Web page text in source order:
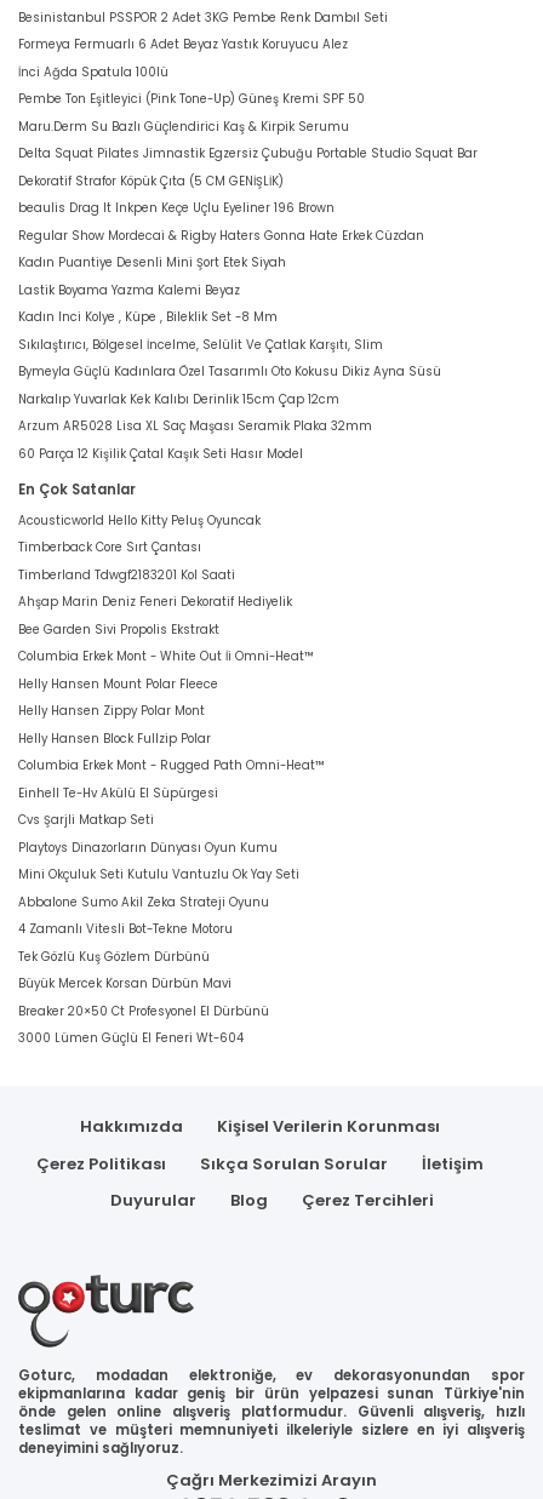
Besinistanbul PSSPOR 2 Adet 3KG Pembe Renk Dambıl Seti
Formeya Fermuarlı 6 Adet Beyaz Yastık Koruyucu Alez
İnci Ağda Spatula 100lü
Pembe Ton Eşitleyici (Pink Tone-Up) Güneş Kremi SPF 50
Maru.Derm Su Bazlı Güçlendirici Kaş & Kirpik Serumu
Delta Squat Pilates Jimnastik Egzersiz Çubuğu Portable Studio Squat Bar
Dekoratif Strafor Köpük Çıta (5 CM GENİŞLİK)
beaulis Drag It Inkpen Keçe Uçlu Eyeliner 196 Brown
Regular Show Mordecai & Rigby Haters Gonna Hate Erkek Cüzdan
Kadın Puantiye Desenli Mini Şort Etek Siyah
Lastik Boyama Yazma Kalemi Beyaz
Kadın Inci Kolye , Küpe , Bileklik Set -8 Mm
Sıkılaştırıcı, Bölgesel İncelme, Selülit Ve Çatlak Karşıtı, Slim
Bymeyla Güçlü Kadınlara Özel Tasarımlı Oto Kokusu Dikiz Ayna Süsü
Narkalıp Yuvarlak Kek Kalıbı Derinlik 15cm Çap 12cm
Arzum AR5028 Lisa XL Saç Maşası Seramik Plaka 32mm
60 Parça 12 Kişilik Çatal Kaşık Seti Hasır Model
En Çok Satanlar
Acousticworld Hello Kitty Peluş Oyuncak
Timberback Core Sırt Çantası
Timberland Tdwgf2183201 Kol Saati
Ahşap Marin Deniz Feneri Dekoratif Hediyelik
Bee Garden Sivi Propolis Ekstrakt
Columbia Erkek Mont - White Out İi Omni-Heat™
Helly Hansen Mount Polar Fleece
Helly Hansen Zippy Polar Mont
Helly Hansen Block Fullzip Polar
Columbia Erkek Mont - Rugged Path Omni-Heat™
Einhell Te-Hv Akülü El Süpürgesi
Cvs Şarjli Matkap Seti
Playtoys Dinazorların Dünyası Oyun Kumu
Mini Okçuluk Seti Kutulu Vantuzlu Ok Yay Seti
Abbalone Sumo Akil Zeka Strateji Oyunu
4 Zamanlı Vitesli Bot-Tekne Motoru
Tek Gözlü Kuş Gözlem Dürbünü
Büyük Mercek Korsan Dürbün Mavi
Breaker 20×50 Ct Profesyonel El Dürbünü
3000 Lümen Güçlü El Feneri Wt-604
Hakkımızda
Kişisel Verilerin Korunması
Çerez Politikası
Sıkça Sorulan Sorular
İletişim
Duyurular
Blog Çerez Tercihleri
Goturc, modadan elektroniğe, ev dekorasyonundan spor
ekipmanlarına kadar geniş bir ürün yelpazesi sunan Türkiye'nin
önde gelen online alışveriş platformudur. Güvenli alışveriş, hızlı
teslimat ve müşteri memnuniyeti ilkeleriyle sizlere en iyi alışveriş
deneyimini sağlıyoruz.
Çağrı Merkezimizi Arayın